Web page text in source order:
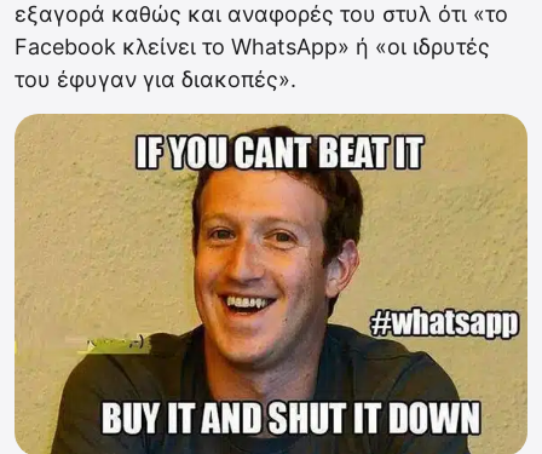
εξαγορά καθώς και αναφορές του στυλ ότι «το
Facebook κλείνει το WhatsApp» ή «οι ιδρυτές
του έφυγαν για διακοπές».